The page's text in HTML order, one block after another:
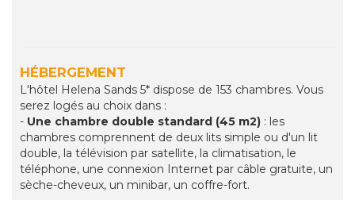
HÉBERGEMENT
L'hôtel Helena Sands 5* dispose de 153 chambres. Vous
serez logés au choix dans :
- Une chambre double standard (45 m2) : les
chambres comprennent de deux lits simple ou d'un lit
double, la télévision par satellite, la climatisation, le
téléphone, une connexion Internet par câble gratuite, un
sèche-cheveux, un minibar, un coffre-fort.